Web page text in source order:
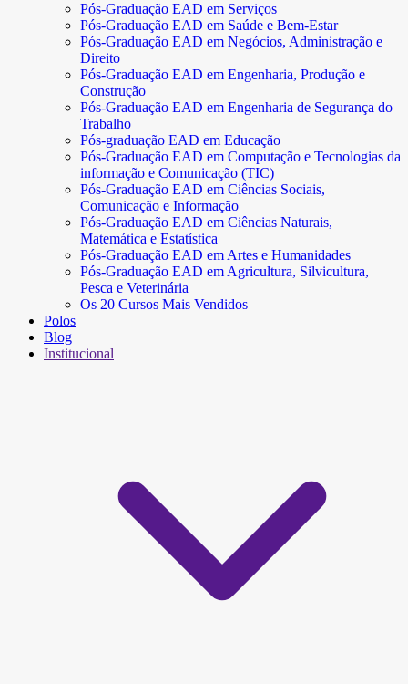
Pós-Graduação EAD em Serviços
Pós-Graduação EAD em Saúde e Bem-Estar
Pós-Graduação EAD em Negócios, Administração e
Direito
Pós-Graduação EAD em Engenharia, Produção e
Construção
Pós-Graduação EAD em Engenharia de Segurança do
Trabalho
Pós-graduação EAD em Educação
Pós-Graduação EAD em Computação e Tecnologias da
informação e Comunicação (TIC)
Pós-Graduação EAD em Ciências Sociais,
Comunicação e Informação
Pós-Graduação EAD em Ciências Naturais,
Matemática e Estatística
Pós-Graduação EAD em Artes e Humanidades
Pós-Graduação EAD em Agricultura, Silvicultura,
Pesca e Veterinária
Os 20 Cursos Mais Vendidos
Polos
Blog
Institucional